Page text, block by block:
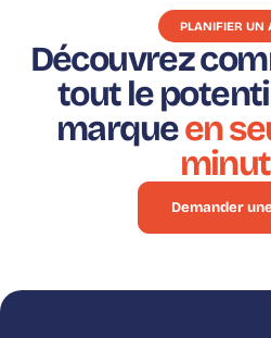
PLANIFIER UN
Découvrez
tout le
marqueen
Demander